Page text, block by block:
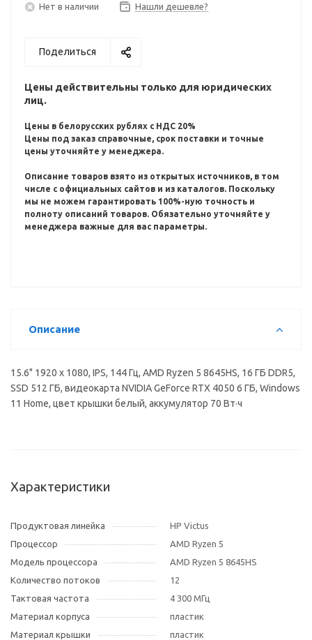
Нет в наличии Нашли дешевле?
Поделиться
Цены действительны только для юридических
лиц.
Цены в белорусских рублях с НДС 20%
Цены под заказ справочные, срок поставки и точные
цены уточняйте у менеджера.
Описание товаров взято из открытых источников, в том
числе с официальных сайтов и из каталогов. Поскольку
мы не можем гарантировать 100%-ную точность и
полноту описаний товаров. Обязательно уточняйте у
менеджера важные для вас параметры.
Описание
15.6" 1920 x 1080, IPS, 144 Гц, AMD Ryzen 5 8645HS, 16 ГБ DDR5,
SSD 512 ГБ, видеокарта NVIDIA GeForce RTX 4050 6 ГБ, Windows
11 Home, цвет крышки белый, аккумулятор 70 Вт·ч
Характеристики
Продуктовая линейка
HP Victus
Процессор
AMD Ryzen 5
Модель процессора
AMD Ryzen 5 8645HS
Количество потоков
12
Тактовая частота
4 300 МГц
Материал корпуса
пластик
Материал крышки
пластик